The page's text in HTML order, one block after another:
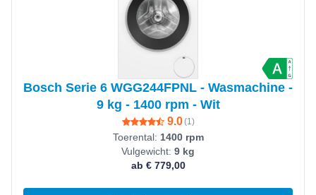
Bosch Serie 6 WGG244FPNL - Wasmachine -
9 kg - 1400 rpm - Wit
9.0(1 )
Toerental: 1400 rpm
Vulgewicht: 9 kg
ab € 779,00